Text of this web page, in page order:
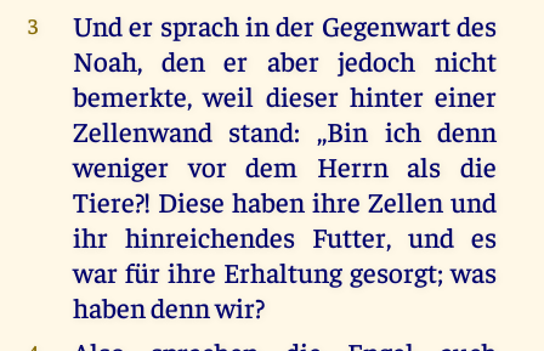
3
Und er sprach in der Gegenwart des
Noah, den er aber jedoch nicht
bemerkte, weil dieser hinter einer
Zellenwand stand: ,,Bin ich denn
weniger vor dem Herrn als die
Tiere?! Diese haben ihre Zellen und
ihr hinreichendes Futter, und es
war für ihre Erhaltung gesorgt; was
haben denn wir?